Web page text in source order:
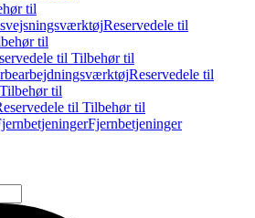
til
Reservedele til
til
til Tilbehør til
Reservedele til
Tilbehør til
til Tilbehør til
Fjernbetjeninger